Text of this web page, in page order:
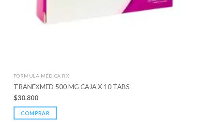
FORMULA MÉDICA RX
TRANEXMED 500 MG CAJA X 10 TABS
$30.800
COMPRAR